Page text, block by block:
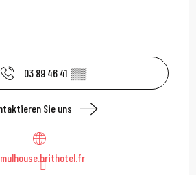
03 89 46 41 ▒▒
Sie uns
mulhouse.brithotel.fr